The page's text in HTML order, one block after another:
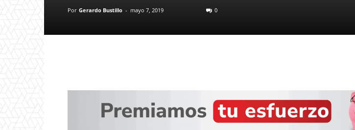
Por Gerardo Bustillo - mayo 7, 2019 0